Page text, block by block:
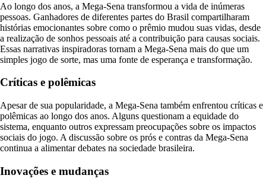
Ao longo dos anos, a Mega-Sena transformou a vida de inúmeras
pessoas. Ganhadores de diferentes partes do Brasil compartilharam
histórias emocionantes sobre como o prêmio mudou suas vidas, desde
a realização de sonhos pessoais até a contribuição para causas sociais.
Essas narrativas inspiradoras tornam a Mega-Sena mais do que um
simples jogo de sorte, mas uma fonte de esperança e transformação.
Críticas e polêmicas
Apesar de sua popularidade, a Mega-Sena também enfrentou críticas e
polêmicas ao longo dos anos. Alguns questionam a equidade do
sistema, enquanto outros expressam preocupações sobre os impactos
sociais do jogo. A discussão sobre os prós e contras da Mega-Sena
continua a alimentar debates na sociedade brasileira.
Inovações e mudanças